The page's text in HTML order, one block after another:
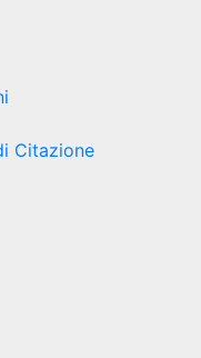
Citazione